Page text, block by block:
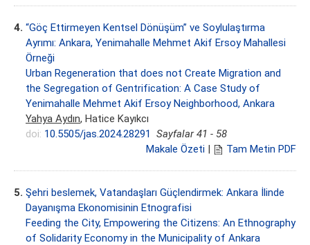
4. “Göç Ettirmeyen Kentsel Dönüşüm” ve Soylulaştırma
Ayrımı: Ankara, Yenimahalle Mehmet Akif Ersoy Mahallesi
Örneği
Urban Regeneration that does not Create Migration and
the Segregation of Gentrification: A Case Study of
Yenimahalle Mehmet Akif Ersoy Neighborhood, Ankara
Yahya Aydın, Hatice Kayıkcı
doi: 10.5505/jas.2024.28291 Sayfalar 41 - 58
Makale Özeti | Tam Metin PDF
5. Şehri beslemek, Vatandaşları Güçlendirmek: Ankara İlinde
Dayanışma Ekonomisinin Etnografisi
Feeding the City, Empowering the Citizens: An Ethnography
of Solidarity Economy in the Municipality of Ankara